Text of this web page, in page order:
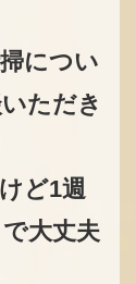
につい
ただき
ど1週
大丈夫